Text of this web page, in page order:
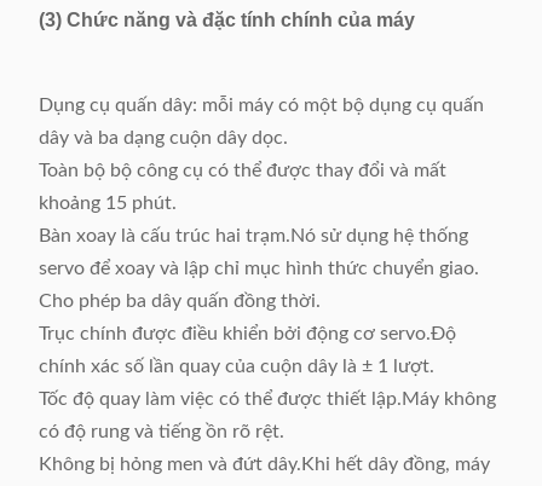
(3) Chức năng và đặc tính chính của máy
Dụng cụ quấn dây: mỗi máy có một bộ dụng cụ quấn
dây và ba dạng cuộn dây dọc.
Toàn bộ bộ công cụ có thể được thay đổi và mất
khoảng 15 phút.
Bàn xoay là cấu trúc hai trạm.Nó sử dụng hệ thống
servo để xoay và lập chỉ mục hình thức chuyển giao.
Cho phép ba dây quấn đồng thời.
Trục chính được điều khiển bởi động cơ servo.Độ
chính xác số lần quay của cuộn dây là ± 1 lượt.
Tốc độ quay làm việc có thể được thiết lập.Máy không
có độ rung và tiếng ồn rõ rệt.
Không bị hỏng men và đứt dây.Khi hết dây đồng, máy